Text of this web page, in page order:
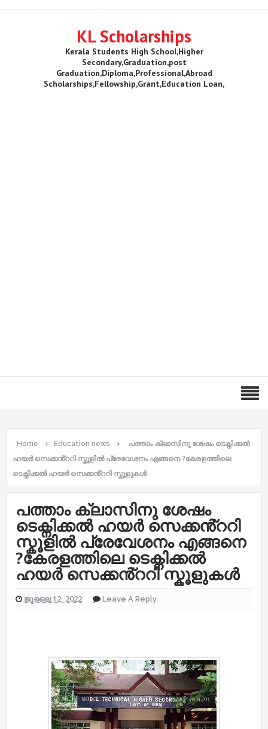
KL Scholarships
Kerala Students High School,Higher
Secondary,Graduation,post
Graduation,Diploma,Professional,Abroad
Scholarships,Fellowship,Grant,Education Loan,
Home Education news
പത്താം ക്ലാസിനു ശേഷം ടെക്നിക്കൽ
ഹയർ സെക്കൻ്ററി സ്കൂളിൽ പ്രേവേശനം എങ്ങനെ ?കേരളത്തിലെ
ടെക്നിക്കൽ ഹയർ സെക്കൻ്ററി സ്കൂളുകൾ
പത്താം ക്ലാസിനു ശേഷം
ടെക്നിക്കൽ ഹയർ സെക്കൻ്ററി
സ്കൂളിൽ പ്രേവേശനം എങ്ങനെ
?കേരളത്തിലെ ടെക്നിക്കൽ
ഹയർ സെക്കൻ്ററി സ്കൂളുകൾ
ജൂലൈ 12, 2022 Leave A Reply